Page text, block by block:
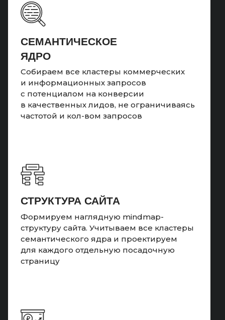
CЕМАНТИЧЕСКОЕ
ЯДРО
Собираем все кластеры коммерческих
и информационных запросов
с потенциалом на конверсии
в качественных лидов, не ограничиваясь
частотой и кол-вом запросов
СТРУКТУРА САЙТА
Формируем наглядную mindmap-
структуру сайта. Учитываем все кластеры
семантического ядра и проектируем
для каждого отдельную посадочную
страницу